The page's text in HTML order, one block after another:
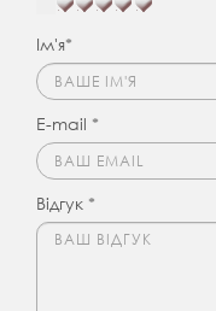
Ім'я*
E-mail *
Відгук *